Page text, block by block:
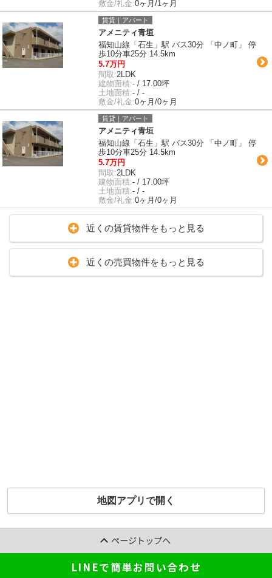
敷金/礼金:0ヶ月/1ヶ月
賃貸｜アパート
アメニティ青垣
福知山線「石生」駅 バス30分 「中ノ町」 停
歩10分車25分 14.5km
5.7万円
間取:2LDK
建物面積:- / 17.00坪
土地面積:- / -
敷金/礼金:0ヶ月/0ヶ月
賃貸｜アパート
アメニティ青垣
福知山線「石生」駅 バス30分 「中ノ町」 停
歩10分車25分 14.5km
5.7万円
間取:2LDK
建物面積:- / 17.00坪
土地面積:- / -
敷金/礼金:0ヶ月/0ヶ月
近くの賃貸物件をもっと見る
近くの売買物件をもっと見る
地図アプリで開く
ページトップへ
LINEで簡単お問い合わせ